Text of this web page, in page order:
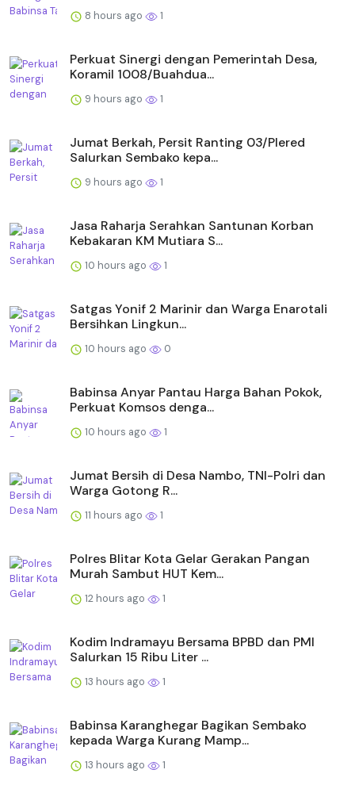
8 hours ago 1
Perkuat Sinergi dengan Pemerintah Desa,
Koramil 1008/Buahdua...
9 hours ago 1
Jumat Berkah, Persit Ranting 03/Plered
Salurkan Sembako kepa...
9 hours ago 1
Jasa Raharja Serahkan Santunan Korban
Kebakaran KM Mutiara S...
10 hours ago 1
Satgas Yonif 2 Marinir dan Warga Enarotali
Bersihkan Lingkun...
10 hours ago 0
Babinsa Anyar Pantau Harga Bahan Pokok,
Perkuat Komsos denga...
10 hours ago 1
Jumat Bersih di Desa Nambo, TNI-Polri dan
Warga Gotong R...
11 hours ago 1
Polres Blitar Kota Gelar Gerakan Pangan
Murah Sambut HUT Kem...
12 hours ago 1
Kodim Indramayu Bersama BPBD dan PMI
Salurkan 15 Ribu Liter ...
13 hours ago 1
Babinsa Karanghegar Bagikan Sembako
kepada Warga Kurang Mamp...
13 hours ago 1